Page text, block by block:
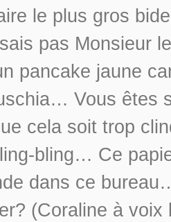
le plus gros
pas Monsieur
pancake jaune
Vous êtes
cela soit trop
bling… Ce
dans ce
(Coraline à